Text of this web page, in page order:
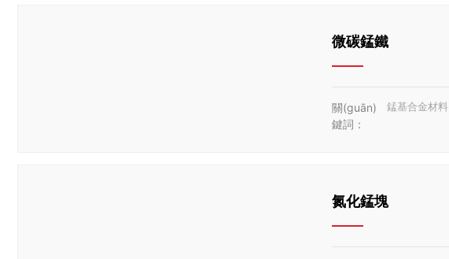
微碳錳鐵
關(guān)
鍵詞：
錳基合金材料
氮化錳塊